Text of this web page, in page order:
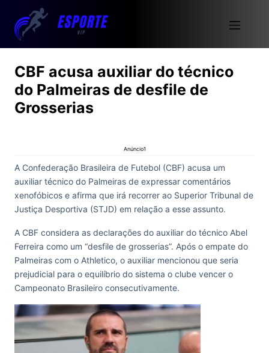
CBF acusa auxiliar do técnico
do Palmeiras de desfile de
Grosserias
Anúncio1
A Confederação Brasileira de Futebol (CBF) acusa um
auxiliar técnico do Palmeiras de expressar comentários
xenofóbicos e afirma que irá recorrer ao Superior Tribunal de
Justiça Desportiva (STJD) em relação a esse assunto.
A CBF considera as declarações do auxiliar do técnico Abel
Ferreira como um “desfile de grosserias”. Após o empate do
Palmeiras com o Athletico, o auxiliar mencionou que seria
prejudicial para o equilíbrio do sistema o clube vencer o
Campeonato Brasileiro consecutivamente.